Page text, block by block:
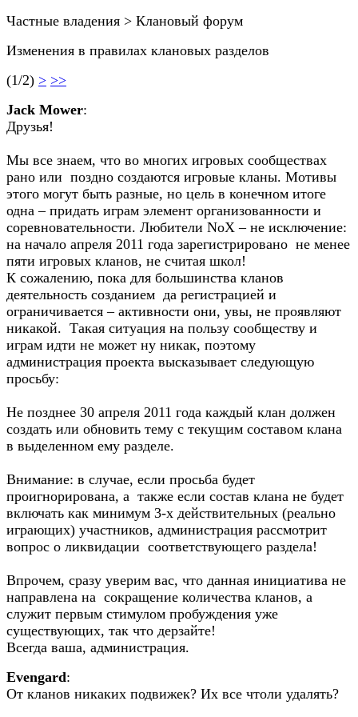
Частные владения > Клановый форум
Изменения в правилах клановых разделов
(1/2) > >>
Jack Mower:
Друзья!
Мы все знаем, что во многих игровых сообществах
рано или поздно создаются игровые кланы. Мотивы
этого могут быть разные, но цель в конечном итоге
одна – придать играм элемент организованности и
соревновательности. Любители NoX – не исключение:
на начало апреля 2011 года зарегистрировано не менее
пяти игровых кланов, не считая школ!
К сожалению, пока для большинства кланов
деятельность созданием да регистрацией и
ограничивается – активности они, увы, не проявляют
никакой. Такая ситуация на пользу сообществу и
играм идти не может ну никак, поэтому
администрация проекта высказывает следующую
просьбу:
Не позднее 30 апреля 2011 года каждый клан должен
создать или обновить тему с текущим составом клана
в выделенном ему разделе.
Внимание: в случае, если просьба будет
проигнорирована, а также если состав клана не будет
включать как минимум 3-х действительных (реально
играющих) участников, администрация рассмотрит
вопрос о ликвидации соответствующего раздела!
Впрочем, сразу уверим вас, что данная инициатива не
направлена на сокращение количества кланов, а
служит первым стимулом пробуждения уже
существующих, так что дерзайте!
Всегда ваша, администрация.
Evengard:
От кланов никаких подвижек? Их все чтоли удалять?